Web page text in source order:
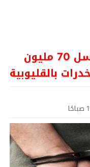
ضبط عنصر جنائي بتهمة غسل 70 مليون
بالقليوبية